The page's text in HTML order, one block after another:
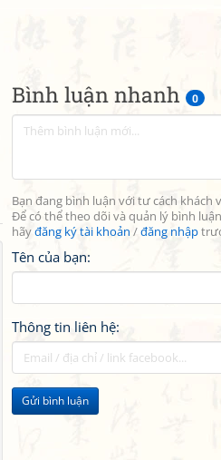
Bình luận nhanh 0
Bạn đang bình luận với tư cách khách
Để có thể theo dõi và quản lý bình
hãyđăng ký tài khoản /đăng nhập
Tên của bạn:
Thông tin liên hệ:
Gửi bình luận